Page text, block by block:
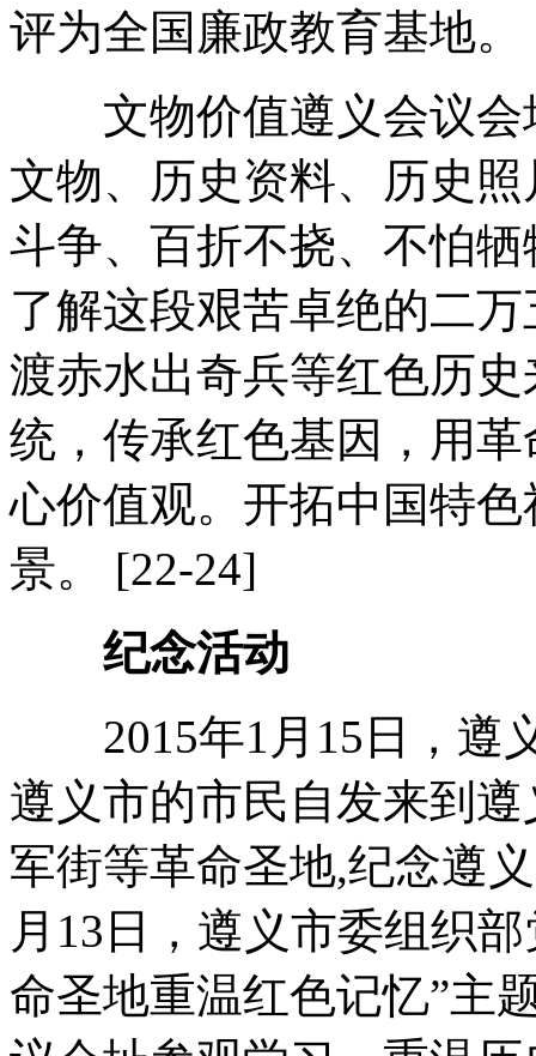
评为全国廉政教育基地。
文物价值遵义会议会
文物、历史资料、历史
斗争、百折不挠、不怕
了解这段艰苦卓绝的二
渡赤水出奇兵等红色历
统，传承红色基因，用
心价值观。开拓中国特
景。 [22-24]
纪念活动
2015年1月15日，遵
遵义市的市民自发来到
军街等革命圣地,纪念遵
月13日，遵义市委组织
命圣地重温红色记忆”主